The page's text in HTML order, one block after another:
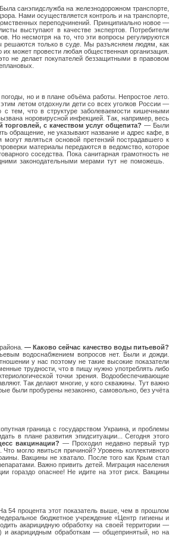
санэпидслужба на железнодорожном транспорте,
Нами осуществляется контроль и на транспорте,
переподчинений. Принципиально новое —
выступают в качестве экспертов. Потребители
Но несмотря на то, что эти вопросы регулируются
решаются только в суде. Мы разъясняем людям, как
может провести любая общественная организация.
не делает покупателей беззащитными в правовом
но и в плане объёма работы. Непростое лето.
летом отдохнули дети со всех уголков России —
с тем, что в структуре заболеваемости кишечными
норовирусной инфекцией. Так, например, весь
с качеством услуг общепита? — Были
обращение, не указывают название и адрес кафе, в
являться основой претензий пострадавшего к
материалы передаются в ведомство, которое
соседства. Пока санитарная грамотность не
законодательными мерами тут не поможешь.
— Каково сейчас качество воды питьевой?
водоснабжением вопросов нет. Были и дожди.
у нас поэтому не такие высокие показатели
трудности, что в пищу нужно употреблять либо
точки зрения. Водообеспечивающие
Так делают многие, у кого скважины. Тут важно
были пробурены незаконно, самовольно, без учёта
граница с государством Украина, и проблемы
в плане развития эпидситуации... Сегодня этого
вакцинации? — Проходил недавно первый тур
могло явиться причиной? Уровень коллективного
Вакцины не хватало.
После того как Крым стал
Важно привить детей. Миграция населения
гораздо опаснее! Не идите на этот риск. Вакцины
54 процента этот показатель выше, чем в прошлом
бюджетное учреждение «Центр гигиены и
акарицидную обработку на своей территории —
и акарицидным обработкам — общепринятый, но на